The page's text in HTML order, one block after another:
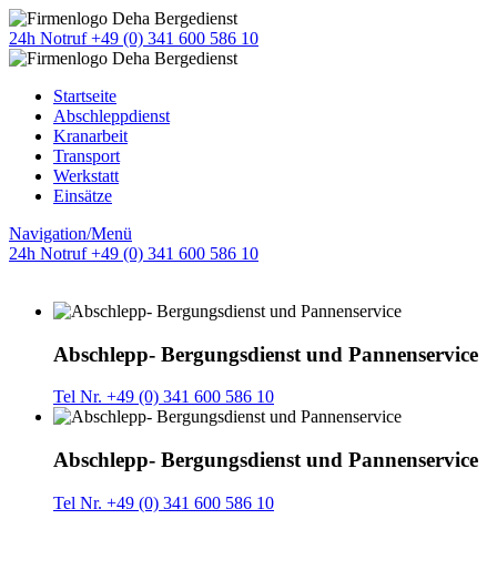
24h Notruf +49 (0) 341 600 586 10
Startseite
Abschleppdienst
Kranarbeit
Transport
Werkstatt
Einsätze
Navigation/Menü
24h Notruf +49 (0) 341 600 586 10
Abschlepp- Bergungsdienst und Pannenservice
Tel Nr. +49 (0) 341 600 586 10
Abschlepp- Bergungsdienst und Pannenservice
Tel Nr. +49 (0) 341 600 586 10